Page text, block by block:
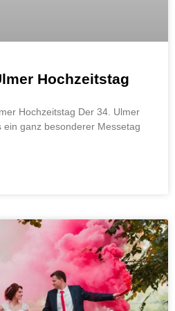
Hochzeitstag
Hochzeitstag Der 34. Ulmer
ein ganz besonderer Messetag